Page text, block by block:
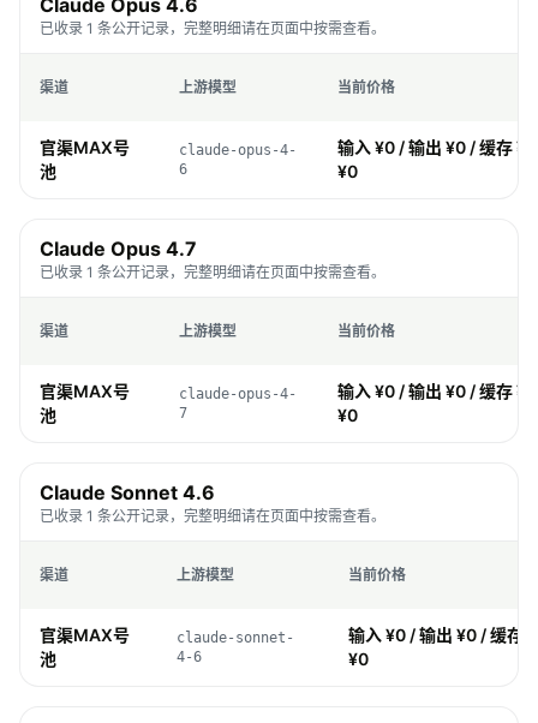
Claude Opus 4.6
已收录 1 条公开记录，完整明细请在页面中按需查看。
渠道 上游模型 当前价格
官渠MAX号
池
claude-opus-4-
6
输入 ¥0 / 输出 ¥0 / 缓存
¥0
Claude Opus 4.7
已收录 1 条公开记录，完整明细请在页面中按需查看。
渠道 上游模型 当前价格
官渠MAX号
池
claude-opus-4-
7
输入 ¥0 / 输出 ¥0 / 缓存
¥0
Claude Sonnet 4.6
已收录 1 条公开记录，完整明细请在页面中按需查看。
渠道 上游模型 当前价格
官渠MAX号
池
claude-sonnet-
4-6
输入 ¥0 / 输出 ¥0 / 缓存
¥0